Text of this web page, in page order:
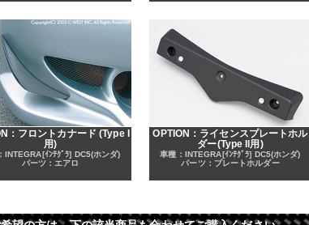
：フロントカナード (Type I
用)
INTEGRA[ｲﾝﾃｸﾞﾗ] DC5(ホンダ)
パーツ：エアロ
OPTION：ライセンスプレートホル
ダー(Type II用)
車種：INTEGRA[ｲﾝﾃｸﾞﾗ] DC5(ホンダ)
パーツ：プレートホルダー